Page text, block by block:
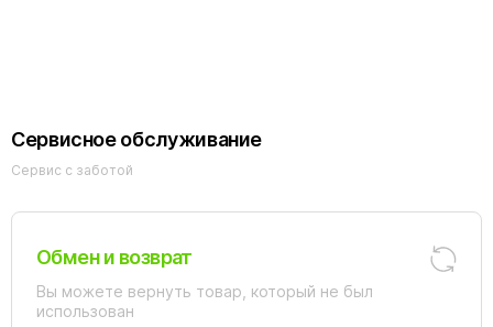
Сервисное обслуживание
Сервис с заботой
Обмен и возврат
Вы можете вернуть товар, который не был
использован